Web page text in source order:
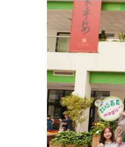
嘉
義
縣
府
與
學
習
吧
簽
署